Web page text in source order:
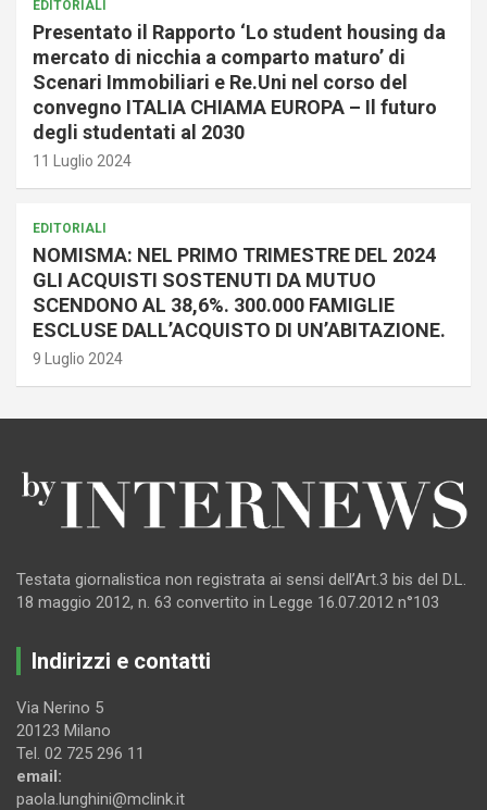
EDITORIALI
Presentato il Rapporto ‘Lo student housing da
mercato di nicchia a comparto maturo’ di
Scenari Immobiliari e Re.Uni nel corso del
convegno ITALIA CHIAMA EUROPA – Il futuro
degli studentati al 2030
11 Luglio 2024
EDITORIALI
NOMISMA: NEL PRIMO TRIMESTRE DEL 2024
GLI ACQUISTI SOSTENUTI DA MUTUO
SCENDONO AL 38,6%. 300.000 FAMIGLIE
ESCLUSE DALL’ACQUISTO DI UN’ABITAZIONE.
9 Luglio 2024
Testata giornalistica non registrata ai sensi dell’Art.3 bis del D.L.
18 maggio 2012, n. 63 convertito in Legge 16.07.2012 n°103
Indirizzi e contatti
Via Nerino 5
20123 Milano
Tel. 02 725 296 11
email:
paola.lunghini@mclink.it